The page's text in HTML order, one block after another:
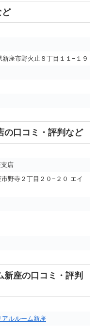
ど
新座市野火止８丁目１１−１９
の口コミ・評判など
支店
野寺２丁目２０−２０ エイ
座の口コミ・評判
ルルーム新座